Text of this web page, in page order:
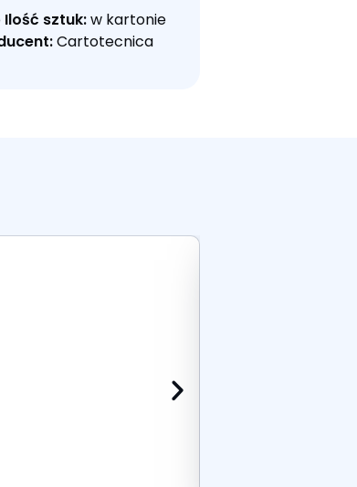
Ilość sztuk:w kartonie
Cartotecnica